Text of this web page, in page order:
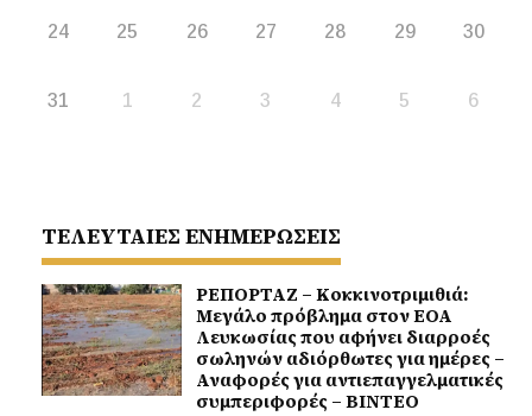
24 25 26 27 28 29 30
31 1 2 3 4 5 6
ΤΕΛΕΥΤΑΙΕΣ ΕΝΗΜΕΡΩΣΕΙΣ
ΡΕΠΟΡΤΑΖ – Κοκκινοτριμιθιά:
Μεγάλο πρόβλημα στον ΕΟΑ
Λευκωσίας που αφήνει διαρροές
σωληνών αδιόρθωτες για ημέρες –
Αναφορές για αντιεπαγγελματικές
συμπεριφορές – ΒΙΝΤΕΟ